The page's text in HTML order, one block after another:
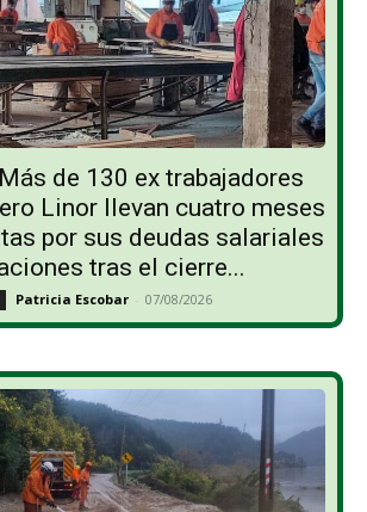
de 130 ex trabajadores
Linor llevan cuatro meses
por sus deudas salariales
tras el cierre...
Patricia Escobar - 07/08/2026